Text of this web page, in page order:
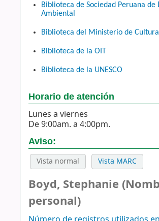
Biblioteca de Sociedad Peruana de
Ambiental
Biblioteca del Ministerio de Cultura
Biblioteca de la OIT
Biblioteca de la UNESCO
Horario de atención
Lunes a viernes
De 9:00am. a 4:00pm.
Aviso:
Vista normal Vista MARC
Boyd, Stephanie
personal)